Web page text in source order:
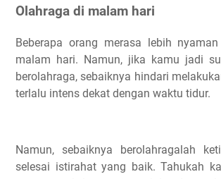
Olahraga di malam hari
Beberapa orang merasa lebih
malam hari. Namun, jika kamu jadi
berolahraga, sebaiknya hindari
terlalu intens dekat dengan waktu tidur.
Namun, sebaiknya berolahragalah
selesai istirahat yang baik. Tahukah